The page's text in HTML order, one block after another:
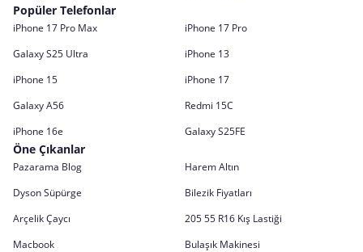
Popüler Telefonlar
iPhone 17 Pro Max
iPhone 17 Pro
Galaxy S25 Ultra
iPhone 13
iPhone 15
iPhone 17
Galaxy A56
Redmi 15C
iPhone 16e
Galaxy S25FE
Öne Çıkanlar
Pazarama Blog
Harem Altın
Dyson Süpürge
Bilezik Fiyatları
Arçelik Çaycı
205 55 R16 Kış Lastiği
Macbook
Bulaşık Makinesi